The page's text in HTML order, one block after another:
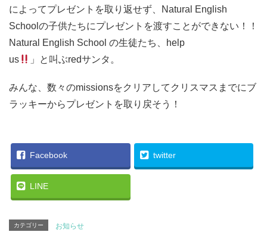
によってプレゼントを取り返せず、Natural English
Schoolの子供たちにプレゼントを渡すことができない！！
Natural English School の生徒たち、help
us
」と叫ぶredサンタ。
みんな、数々のmissionsをクリアしてクリスマスまでにブ
ラッキーからプレゼントを取り戻そう！
Facebook twitter
LINE
カテゴリー お知らせ